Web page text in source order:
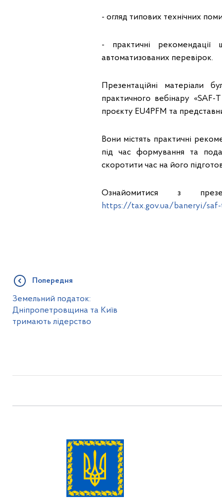
- огляд типових технічних
- практичні
автоматизованих перевірок.
Презентаційні матеріали
практичного вебінару
проєкту EU4PFM та
Вони містять практичні
під час формування та
скоротити час на його
Ознайомитися з
https://tax.gov.ua/baneryi/
Попередня
Земельний податок:
Дніпропетровщина та Київ
тримають лідерство